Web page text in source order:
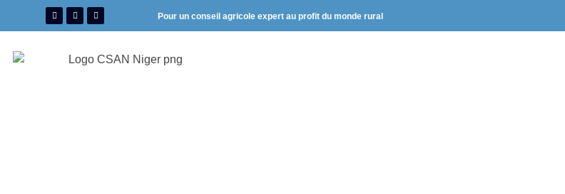
Pour un conseil agricole expert au profit du monde rural